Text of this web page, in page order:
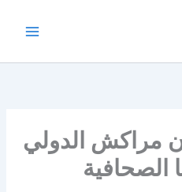
مراكش الدولي
الصحافية